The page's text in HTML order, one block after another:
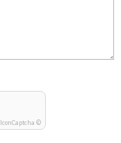
IconCaptcha ©